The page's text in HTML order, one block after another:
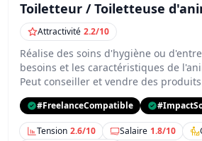
Toiletteur / Toiletteuse
Attractivité 2.2/10
Réalise des soins d'hygiène ou
besoins et les caractéristiques de
Peut conseiller et vendre des
#FreelanceCompatible
Tension 2.6/10 Salaire 1.8/10